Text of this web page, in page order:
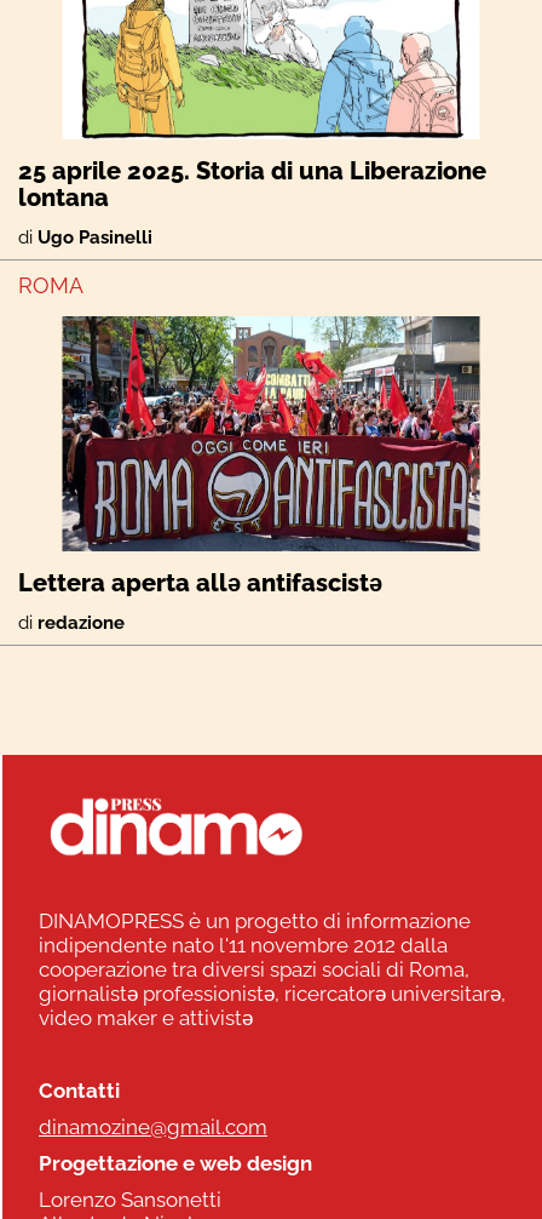
25 aprile 2025. Storia di una Liberazione
lontana
di Ugo Pasinelli
ROMA
Lettera aperta allə antifascistə
di redazione
DINAMOPRESS è un progetto di informazione
indipendente nato l'11 novembre 2012 dalla
cooperazione tra diversi spazi sociali di Roma,
giornalistə professionistə, ricercatorə universitarə,
video maker e attivistə
Contatti
dinamozine@gmail.com
Progettazione e web design
Lorenzo Sansonetti